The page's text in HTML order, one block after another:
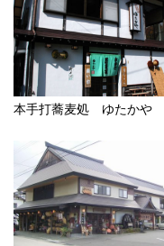
本手打蕎麦処 ゆたかや